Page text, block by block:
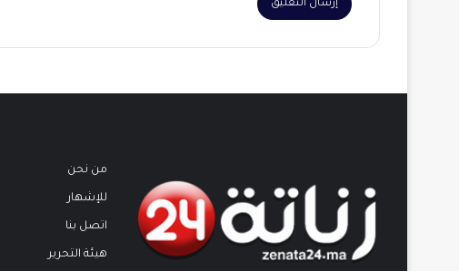
من نحن
للإشهار
اتصل بنا
هيئة التحرير